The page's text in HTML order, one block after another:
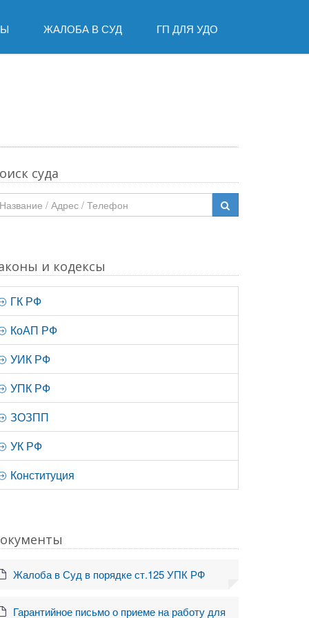
ЖАЛОБА В СУД ГП ДЛЯ УДО
суда
и кодексы
ГК РФ
КоАП РФ
УИК РФ
УПК РФ
ЗОЗПП
УК РФ
Конституция
Жалоба в Суд в порядке ст.125 УПК РФ
Гарантийное письмо о приеме на работу для